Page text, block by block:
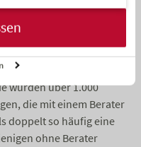
16,4 %. Haushalte, die
hatten einen Zuwachs
Broker belegt
wurden über 1.000
die mit einem Berater
doppelt so häufig eine
ohne Berater